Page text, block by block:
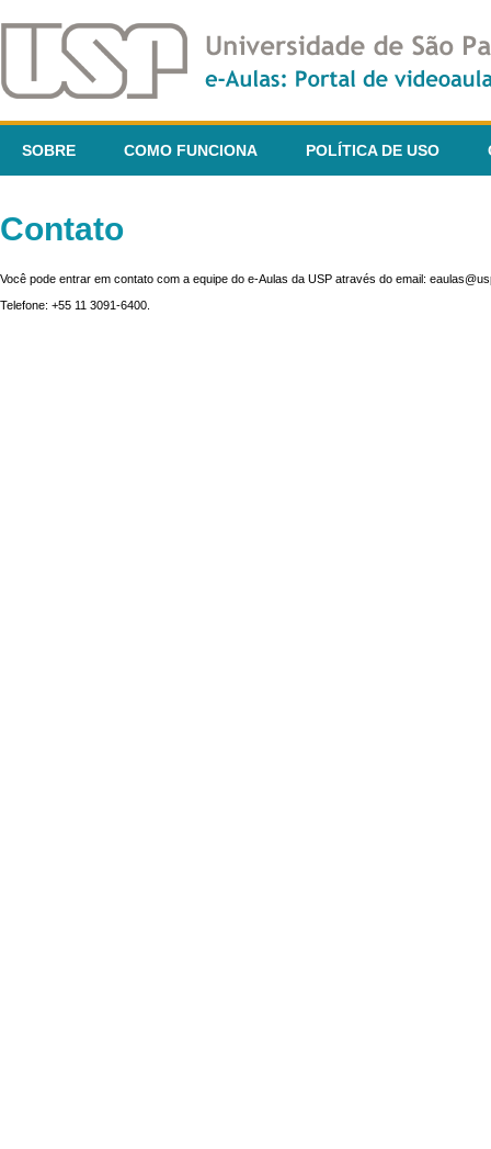
SOBRE COMO FUNCIONA POLÍTICA DE USO
Contato
Você pode entrar em contato com a equipe do e-Aulas da USP através do email:
Telefone: +55 11 3091-6400.